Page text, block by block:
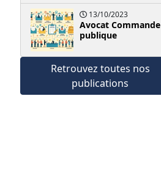
13/10/2023
Avocat Commande
publique
Retrouvez toutes nos
publications